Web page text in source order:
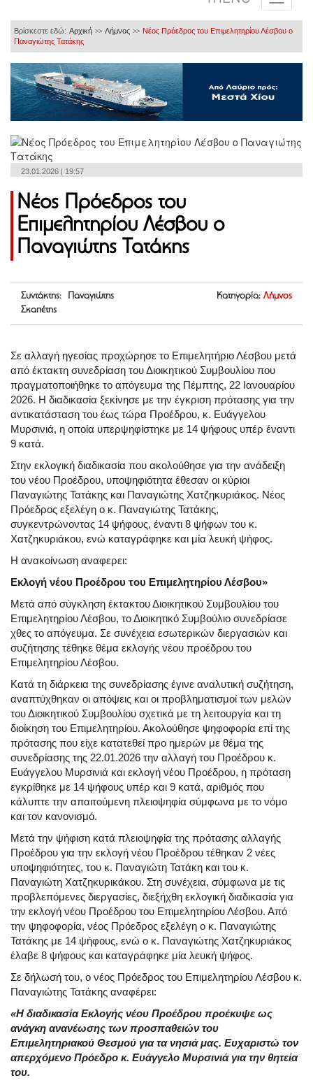
Βρίσκεστε εδώ: Αρχική >> Λήμνος >> Νέος Πρόεδρος του Επιμελητηρίου Λέσβου ο
Παναγιώτης Τατάκης
23.01.2026 | 19:57
Νέος Πρόεδρος του
Επιμελητηρίου Λέσβου ο
Παναγιώτης Τατάκης
Συντάκτης: Παναγιώτης
Σκαπέτης
Κατηγορία: Λήμνος
Σε αλλαγή ηγεσίας προχώρησε το Επιμελητήριο Λέσβου μετά
από έκτακτη συνεδρίαση του Διοικητικού Συμβουλίου που
πραγματοποιήθηκε το απόγευμα της Πέμπτης, 22 Ιανουαρίου
2026. Η διαδικασία ξεκίνησε με την έγκριση πρότασης για την
αντικατάσταση του έως τώρα Προέδρου, κ. Ευάγγελου
Μυρσινιά, η οποία υπερψηφίστηκε με 14 ψήφους υπέρ έναντι
9 κατά.
Στην εκλογική διαδικασία που ακολούθησε για την ανάδειξη
του νέου Προέδρου, υποψηφιότητα έθεσαν οι κύριοι
Παναγιώτης Τατάκης και Παναγιώτης Χατζηκυριάκος. Νέος
Πρόεδρος εξελέγη ο κ. Παναγιώτης Τατάκης,
συγκεντρώνοντας 14 ψήφους, έναντι 8 ψήφων του κ.
Χατζηκυριάκου, ενώ καταγράφηκε και μία λευκή ψήφος.
Η ανακοίνωση αναφερει:
Εκλογή νέου Προέδρου του Επιμελητηρίου Λέσβου»
Μετά από σύγκληση έκτακτου Διοικητικού Συμβουλίου του
Επιμελητηρίου Λέσβου, το Διοικητικό Συμβούλιο συνεδρίασε
χθες το απόγευμα. Σε συνέχεια εσωτερικών διεργασιών και
συζήτησης τέθηκε θέμα εκλογής νέου προέδρου του
Επιμελητηρίου Λέσβου.
Κατά τη διάρκεια της συνεδρίασης έγινε αναλυτική συζήτηση,
αναπτύχθηκαν οι απόψεις και οι προβληματισμοί των μελών
του Διοικητικού Συμβουλίου σχετικά με τη λειτουργία και τη
διοίκηση του Επιμελητηρίου. Ακολούθησε ψηφοφορία επί της
πρότασης που είχε κατατεθεί προ ημερών με θέμα της
συνεδρίασης της 22.01.2026 την αλλαγή του Προέδρου κ.
Ευάγγελου Μυρσινιά και εκλογή νέου Προέδρου, η πρόταση
εγκρίθηκε με 14 ψήφους υπέρ και 9 κατά, αριθμός που
κάλυπτε την απαιτούμενη πλειοψηφία σύμφωνα με το νόμο
και τον κανονισμό.
Μετά την ψήφιση κατά πλειοψηφία της πρότασης αλλαγής
Προέδρου για την εκλογή νέου Προέδρου τέθηκαν 2 νέες
υποψηφιότητες, του κ. Παναγιώτη Τατάκη και του κ.
Παναγιώτη Χατζηκυρικάκου. Στη συνέχεια, σύμφωνα με τις
προβλεπόμενες διεργασίες, διεξήχθη εκλογική διαδικασία για
την εκλογή νέου Προέδρου του Επιμελητηρίου Λέσβου. Από
την ψηφοφορία, νέος Πρόεδρος εξελέγη ο κ. Παναγιώτης
Τατάκης με 14 ψήφους, ενώ ο κ. Παναγιώτης Χατζηκυριάκος
έλαβε 8 ψήφους και καταγράφηκε μία λευκή ψήφος.
Σε δήλωσή του, ο νέος Πρόεδρος του Επιμελητηρίου Λέσβου κ.
Παναγιώτης Τατάκης αναφέρει:
«Η διαδικασία Εκλογής νέου Προέδρου προέκυψε ως
ανάγκη ανανέωσης των προσπαθειών του
Επιμελητηριακού Θεσμού για τα νησιά μας. Ευχαριστώ τον
απερχόμενο Πρόεδρο κ. Ευάγγελο Μυρσινιά για την θητεία
του.